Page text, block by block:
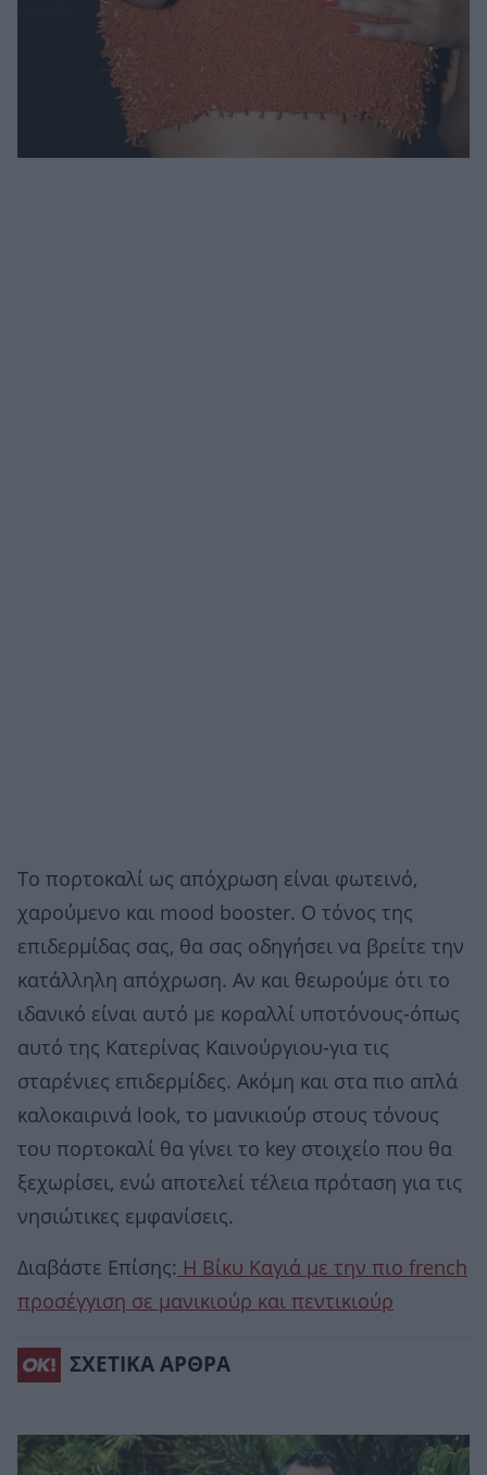
Το πορτοκαλί ως απόχρωση είναι φωτεινό,
χαρούμενο και mood booster. Ο τόνος της
επιδερμίδας σας, θα σας οδηγήσει να βρείτε την
κατάλληλη απόχρωση. Αν και θεωρούμε ότι το
ιδανικό είναι αυτό με κοραλλί υποτόνους-όπως
αυτό της Κατερίνας Καινούργιου-για τις
σταρένιες επιδερμίδες. Ακόμη και στα πιο απλά
καλοκαιρινά look, το μανικιούρ στους τόνους
του πορτοκαλί θα γίνει το key στοιχείο που θα
ξεχωρίσει, ενώ αποτελεί τέλεια πρόταση για τις
νησιώτικες εμφανίσεις.
Διαβάστε Επίσης: Η Βίκυ Καγιά με την πιο french
προσέγγιση σε μανικιούρ και πεντικιούρ
ΣΧΕΤΙΚΑ ΑΡΘΡΑ